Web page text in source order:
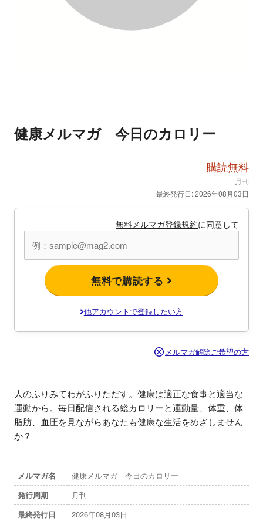
健康メルマガ 今日のカロリー
購読無料
月刊
最終発行日: 2026年08月03日
無料メルマガ登録規約に同意して
無料で購読する
他アカウントで登録したい方
メルマガ解除ご希望の方
人のふりみてわがふりただす。健康は適正な食事と適当な
運動から。毎日配信される総カロリーと運動量、体重、体
脂肪、血圧を見ながらあなたも健康な生活をめざしません
か？
メルマガ名
健康メルマガ 今日のカロリー
発行周期
月刊
最終発行日
2026年08月03日